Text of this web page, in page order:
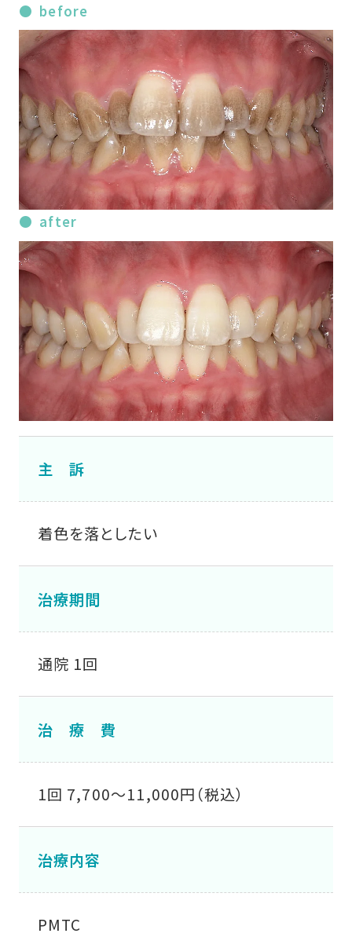
before
after
主 訴
着色を落としたい
治療期間
通院 1回
治 療 費
1回 7,700〜11,000円（税込）
治療内容
PMTC